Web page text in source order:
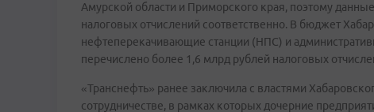
Амурской области и Приморского края, поэтому
налоговых отчислений соответственно. В бюджет
нефтеперекачивающие станции (НПС) и
перечислено более 1,6 млрд рублей налоговых
«Транснефть» ранее заключила с властями
сотрудничестве, в рамках которых дочерние